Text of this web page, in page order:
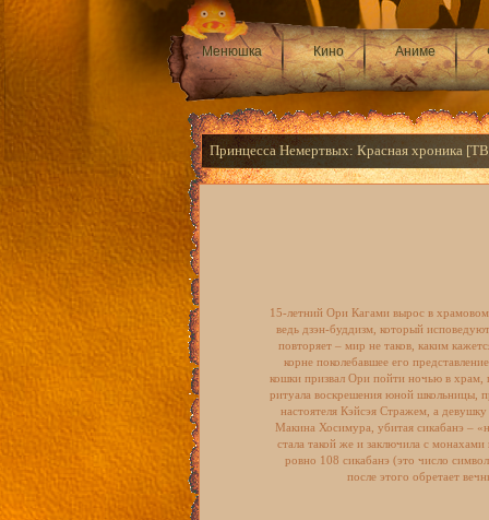
Менюшка Кино Аниме
Принцесса Немертвых: Красная хроника
15-летний Ори Кагами вырос в
ведь дзэн-буддизм, который
повторяет – мир не таков, каким
корне поколебавшее его
кошки призвал Ори пойти ночью в храм,
ритуала воскрешения юной школьницы,
настоятеля Кэйсэя Стражем, а
Макина Хосимура, убитая сикабанэ –
стала такой же и заключила с
ровно 108 сикабанэ (это число
после этого обретает